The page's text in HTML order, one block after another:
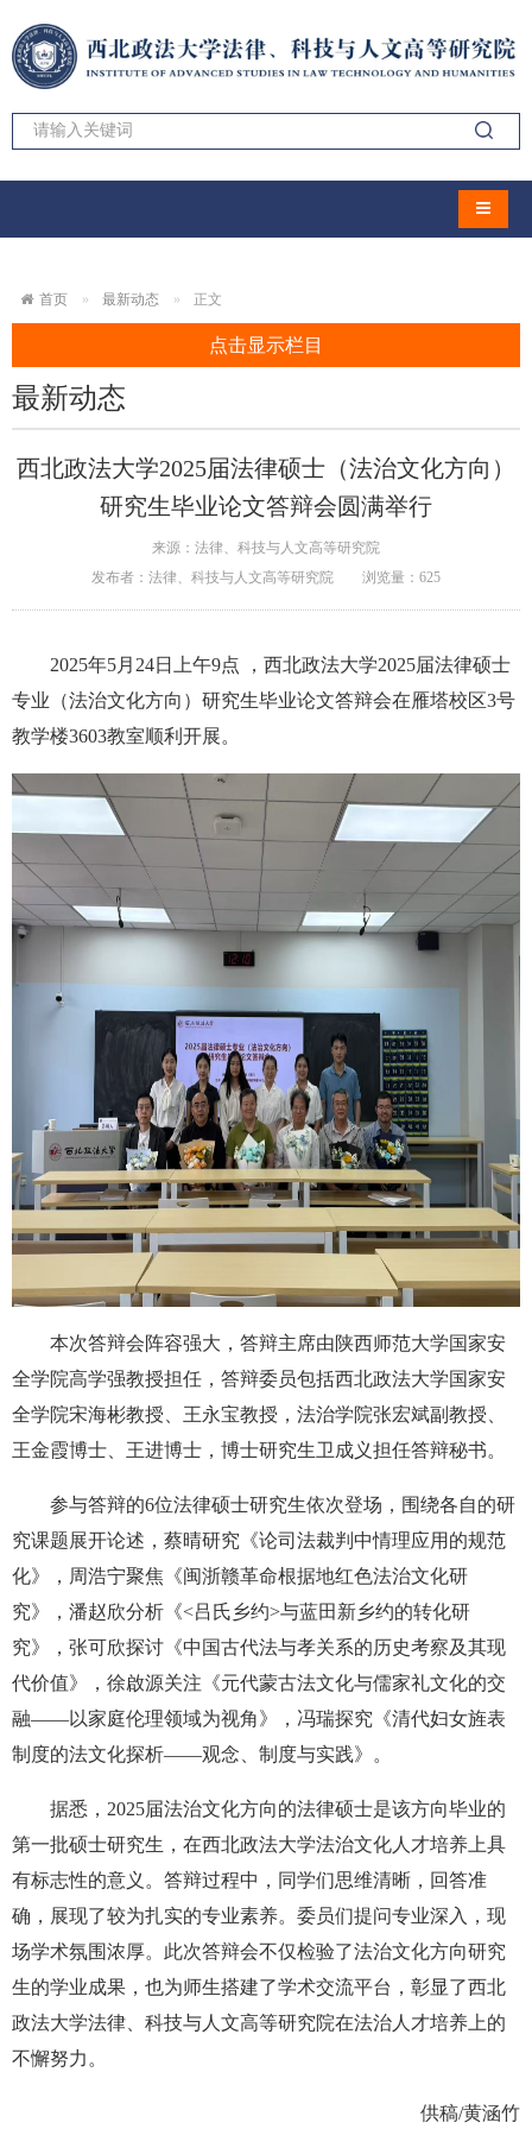
导航切
首页 最新动态 正文
点击显示栏目
最新动态
西北政法大学2025届法律硕士（法治文化方向）
研究生毕业论文答辩会圆满举行
来源：法律、科技与人文高等研究院
发布者：法律、科技与人文高等研究院
浏览量： 625
2025年5月24日上午9点 ，西北政法大学2025届法律硕士
专业（法治文化方向）研究生毕业论文答辩会在雁塔校区3号
教学楼3603教室顺利开展。
本次答辩会阵容强大，答辩主席由陕西师范大学国家安
全学院高学强教授担任，答辩委员包括西北政法大学国家安
全学院宋海彬教授、王永宝教授，法治学院张宏斌副教授、
王金霞博士、王进博士，博士研究生卫成义担任答辩秘书。
参与答辩的6位法律硕士研究生依次登场，围绕各自的研
究课题展开论述，蔡晴研究《论司法裁判中情理应用的规范
化》，周浩宁聚焦《闽浙赣革命根据地红色法治文化研
究》，潘赵欣分析《<吕氏乡约>与蓝田新乡约的转化研
究》，张可欣探讨《中国古代法与孝关系的历史考察及其现
代价值》，徐啟源关注《元代蒙古法文化与儒家礼文化的交
融——以家庭伦理领域为视角》，冯瑞探究《清代妇女旌表
制度的法文化探析——观念、制度与实践》。
据悉，2025届法治文化方向的法律硕士是该方向毕业的
第一批硕士研究生，在西北政法大学法治文化人才培养上具
有标志性的意义。答辩过程中，同学们思维清晰，回答准
确，展现了较为扎实的专业素养。委员们提问专业深入，现
场学术氛围浓厚。此次答辩会不仅检验了法治文化方向研究
生的学业成果，也为师生搭建了学术交流平台，彰显了西北
政法大学法律、科技与人文高等研究院在法治人才培养上的
不懈努力。
供稿/黄涵竹